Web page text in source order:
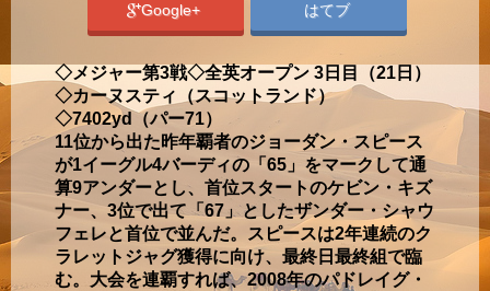
Google+ はてブ
◇メジャー第3戦◇全英オープン 3日目（21日）
◇カーヌスティ（スコットランド）
◇7402yd（パー71）
11位から出た昨年覇者のジョーダン・スピース
が1イーグル4バーディの「65」をマークして通
算9アンダーとし、首位スタートのケビン・キズ
ナー、3位で出て「67」としたザンダー・シャウ
フェレと首位で並んだ。スピースは2年連続のク
ラレットジャグ獲得に向け、最終日最終組で臨
む。大会を連覇すれば、2008年のパドレイグ・